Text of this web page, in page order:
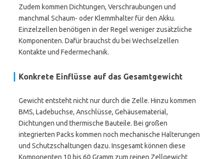
Zudem kommen Dichtungen, Verschraubungen und
manchmal Schaum- oder Klemmhalter für den Akku.
Einzelzellen benötigen in der Regel weniger zusätzliche
Komponenten. Dafür brauchst du bei Wechselzellen
Kontakte und Federmechanik.
Konkrete Einflüsse auf das Gesamtgewicht
Gewicht entsteht nicht nur durch die Zelle. Hinzu kommen
BMS, Ladebuchse, Anschlüsse, Gehäusematerial,
Dichtungen und thermische Bauteile. Bei großen
integrierten Packs kommen noch mechanische Halterungen
und Schutzschaltungen dazu. Insgesamt können diese
Komponenten 10 bis 60 Gramm zum reinen Zellgewicht